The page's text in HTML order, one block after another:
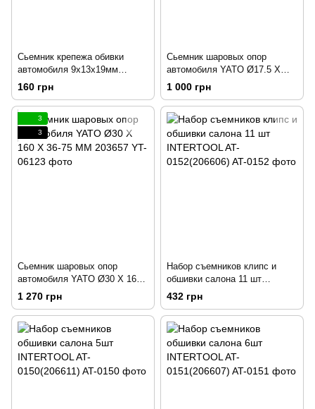
Сьемник крепежа обивки
автомобиля 9х13х19мм
l=230м YATO YT-0841 203653
160 грн
Сьемник шаровых опор
автомобиля YATO Ø17.5 X
135 ММ 203655
1 000 грн
3
3
Сьемник шаровых опор
автомобиля YATO Ø30 X 160
X 36-75 ММ 203657
1 270 грн
Набор съемников клипс и
обшивки салона 11 шт
INTERTOOL AT-0152(206606)
432 грн